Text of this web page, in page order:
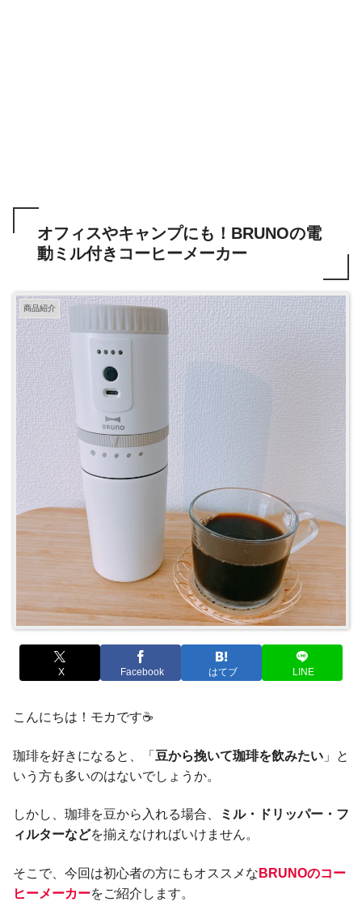
オフィスやキャンプにも！BRUNOの電
動ミル付きコーヒーメーカー
商品紹介
X Facebook はてブ LINE
こんにちは！モカです☕️
珈琲を好きになると、「 豆から挽いて珈琲を飲みたい 」と
いう方も多いのはないでしょうか。
しかし、珈琲を豆から入れる場合、
ミル・ドリッパー・フ
ィルターなどを揃えなければいけません。
そこで、今回は初心者の方にもオススメな BRUNOのコー
ヒーメーカーをご紹介します。